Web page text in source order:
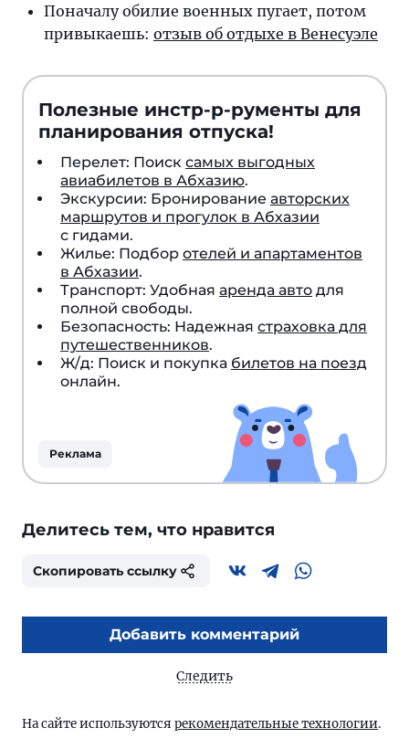
Поначалу обилие военных пугает, потом
привыкаешь: отзыв об отдыхе в Венесуэле
Полезные инстр-р-рументы для
планирования отпуска!
Перелет: Поиск самых выгодных
авиабилетов в Абхазию.
Экскурсии: Бронирование авторских
маршрутов и прогулок в Абхазии
с гидами.
Жилье: Подбор отелей и апартаментов
в Абхазии.
Транспорт: Удобная аренда авто для
полной свободы.
Безопасность: Надежная страховка для
путешественников.
Ж/д: Поиск и покупка билетов на поезд
онлайн.
Реклама
Делитесь тем, что нравится
Скопировать ссылку
Добавить комментарий
Следить
На сайте используются рекомендательные технологии.